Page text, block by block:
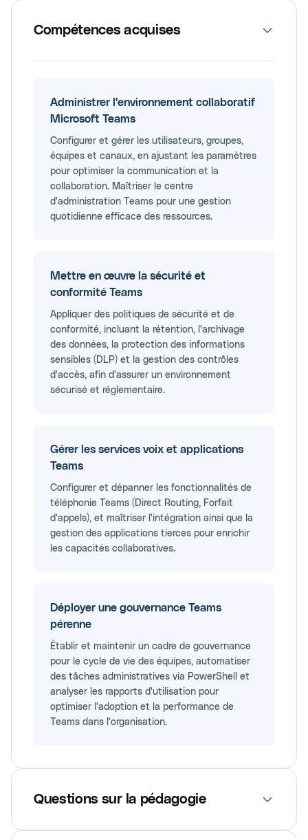
Compétences acquises
Administrer l'environnement collaboratif
Microsoft Teams
Configurer et gérer les utilisateurs, groupes,
équipes et canaux, en ajustant les paramètres
pour optimiser la communication et la
collaboration. Maîtriser le centre
d'administration Teams pour une gestion
quotidienne efficace des ressources.
Mettre en œuvre la sécurité et
conformité Teams
Appliquer des politiques de sécurité et de
conformité, incluant la rétention, l'archivage
des données, la protection des informations
sensibles (DLP) et la gestion des contrôles
d'accès, afin d'assurer un environnement
sécurisé et réglementaire.
Gérer les services voix et applications
Teams
Configurer et dépanner les fonctionnalités de
téléphonie Teams (Direct Routing, Forfait
d'appels), et maîtriser l'intégration ainsi que la
gestion des applications tierces pour enrichir
les capacités collaboratives.
Déployer une gouvernance Teams
pérenne
Établir et maintenir un cadre de gouvernance
pour le cycle de vie des équipes, automatiser
des tâches administratives via PowerShell et
analyser les rapports d'utilisation pour
optimiser l'adoption et la performance de
Teams dans l'organisation.
Questions sur la pédagogie